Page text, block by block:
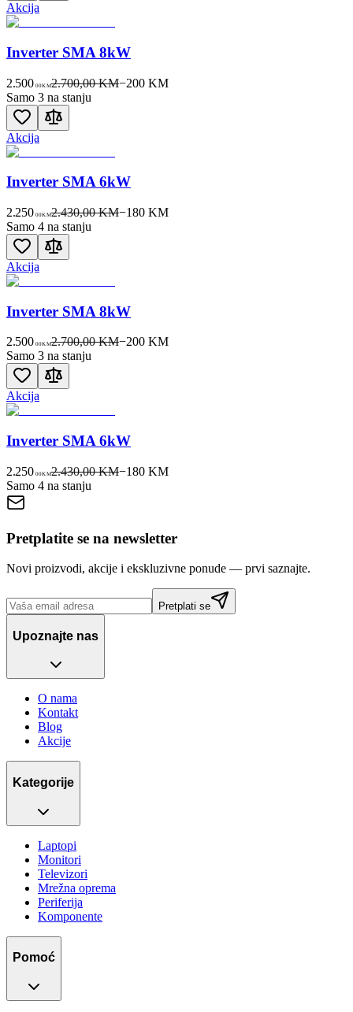
Akcija
Inverter SMA 8kW
2.500 00KM2.700,00 KM−200KM
Samo 3 na stanju
Akcija
Inverter SMA 6kW
2.250 00KM2.430,00 KM−180KM
Samo 4 na stanju
Akcija
Inverter SMA 8kW
2.500 00KM2.700,00 KM−200KM
Samo 3 na stanju
Akcija
Inverter SMA 6kW
2.250 00KM2.430,00 KM−180KM
Samo 4 na stanju
Pretplatite se na newsletter
Novi proizvodi, akcije i ekskluzivne ponude — prvi saznajte.
Pretplati se
Upoznajte nas
O nama
Kontakt
Blog
Akcije
Kategorije
Laptopi
Monitori
Televizori
Mrežna oprema
Periferija
Komponente
Pomoć